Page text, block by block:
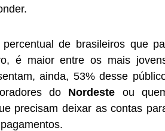
de brasileiros que
é maior entre os mais
ainda, 53% desse
do Nordeste ou
precisam deixar as contas